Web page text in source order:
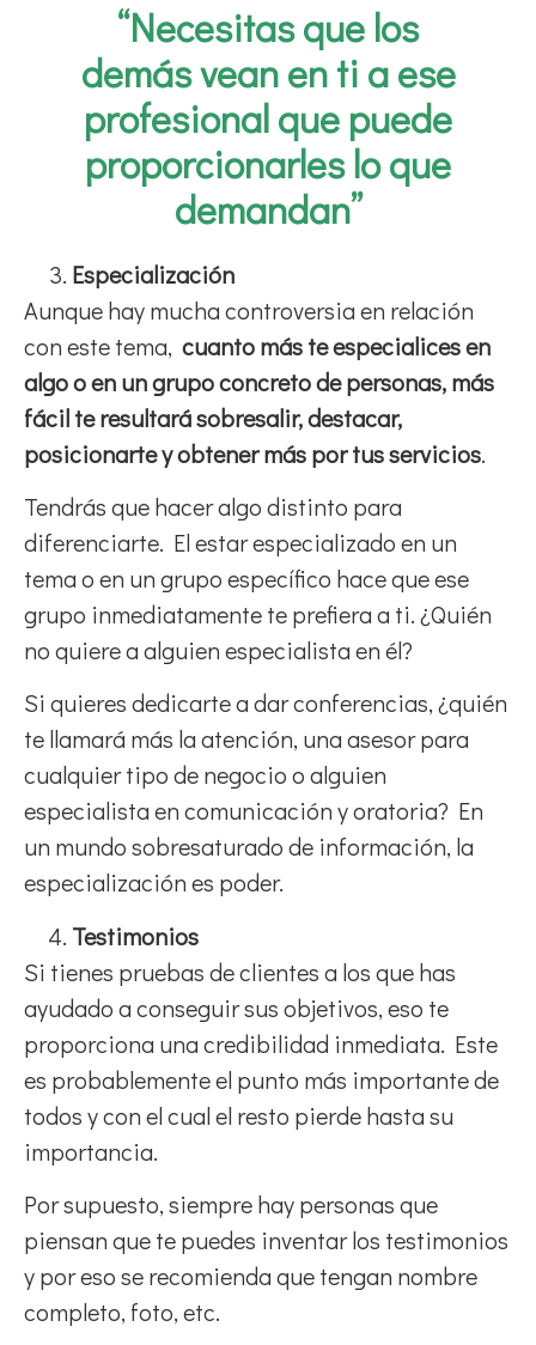
“Necesitas que los
demás vean en ti a ese
profesional que puede
proporcionarles lo que
demandan”
Especialización
Aunque hay mucha controversia en relación
con este tema, cuanto más te especialices en
algo o en un grupo concreto de personas, más
fácil te resultará sobresalir, destacar,
posicionarte y obtener más por tus servicios.
Tendrás que hacer algo distinto para
diferenciarte. El estar especializado en un
tema o en un grupo específico hace que ese
grupo inmediatamente te prefiera a ti. ¿Quién
no quiere a alguien especialista en él?
Si quieres dedicarte a dar conferencias, ¿quién
te llamará más la atención, una asesor para
cualquier tipo de negocio o alguien
especialista en comunicación y oratoria? En
un mundo sobresaturado de información, la
especialización es poder.
Testimonios
Si tienes pruebas de clientes a los que has
ayudado a conseguir sus objetivos, eso te
proporciona una credibilidad inmediata. Este
es probablemente el punto más importante de
todos y con el cual el resto pierde hasta su
importancia.
Por supuesto, siempre hay personas que
piensan que te puedes inventar los testimonios
y por eso se recomienda que tengan nombre
completo, foto, etc.